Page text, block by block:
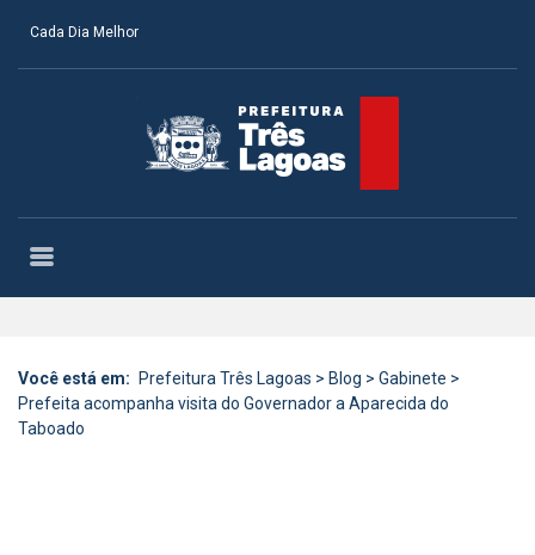
Cada Dia Melhor
Você está em: Prefeitura Três Lagoas > Blog > Gabinete >
Prefeita acompanha visita do Governador a Aparecida do
Taboado